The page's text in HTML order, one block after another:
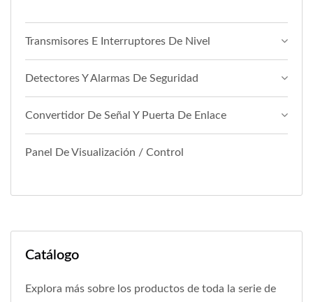
Transmisores E Interruptores De Nivel
Detectores Y Alarmas De Seguridad
Convertidor De Señal Y Puerta De Enlace
Panel De Visualización / Control
Catálogo
Explora más sobre los productos de toda la serie de